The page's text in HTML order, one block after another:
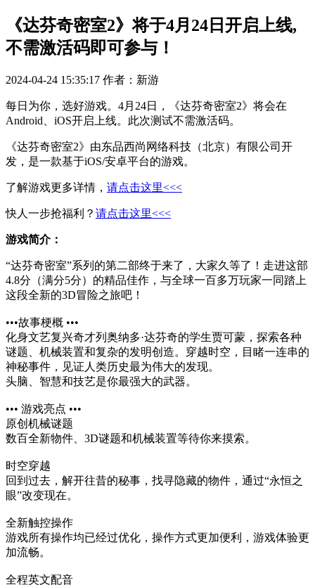
《达芬奇密室2》将于4月24日开启上线,
不需激活码即可参与！
2024-04-24 15:35:17 作者：新游
每日为你，选好游戏。4月24日，《达芬奇密室2》将会在
Android、iOS开启上线。此次测试不需激活码。
《达芬奇密室2》由东品西尚网络科技（北京）有限公司开
发，是一款基于iOS/安卓平台的游戏。
了解游戏更多详情， 请点击这里<<<
快人一步抢福利？ 请点击这里<<<
游戏简介：
“达芬奇密室”系列的第二部终于来了，大家久等了！走进这部
4.8分（满分5分）的精品佳作，与全球一百多万玩家一同踏上
这段全新的3D冒险之旅吧！
•••故事梗概 •••
化身文艺复兴奇才列奥纳多·达芬奇的学生贾可蒙，探索各种
谜题、机械装置和复杂的发明创造。穿越时空，目睹一连串的
神秘事件，见证人类历史最为伟大的发现。
头脑、智慧和技艺是你最强大的武器。
••• 游戏亮点 •••
原创机械谜题
数百全新物件、3D谜题和机械装置等待你来摸索。
时空穿越
回到过去，解开往昔的秘事，找寻隐藏的物件，通过“永恒之
眼”改变现在。
全新触控操作
游戏所有操作均已经过优化，操作方式更加便利，游戏体验更
加流畅。
全程英文配音